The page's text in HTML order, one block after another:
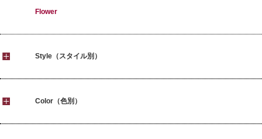
Flower
Style（スタイル別）
Color（色別）